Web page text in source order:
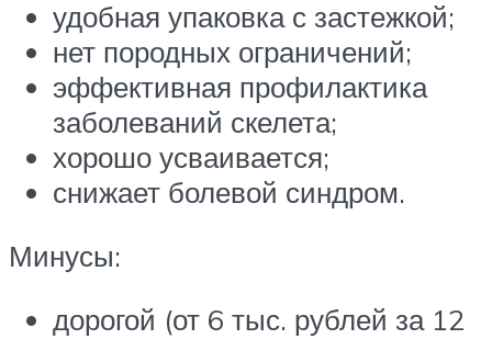
удобная упаковка с застежкой;
нет породных ограничений;
эффективная профилактика
заболеваний скелета;
хорошо усваивается;
снижает болевой синдром.
Минусы:
дорогой (от 6 тыс. рублей за 12